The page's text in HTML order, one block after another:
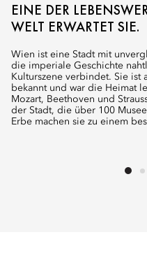
EINE DER
WELT ERWARTET SIE.
Wien ist eine Stadt mit
die imperiale Geschichte
Kulturszene verbindet. Sie ist
bekannt und war die Heimat
Mozart, Beethoven und
der Stadt, die über 100
Erbe machen sie zu einem